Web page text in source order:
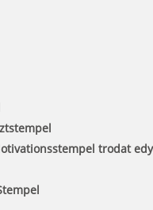
trodat
Taucherstempel Taucher